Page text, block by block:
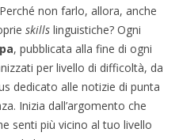
non farlo, allora, anche
skills linguistiche? Ogni
, pubblicata alla fine di ogni
per livello di difficoltà, da
dedicato alle notizie di punta
Inizia dall’argomento che
senti più vicino al tuo livello